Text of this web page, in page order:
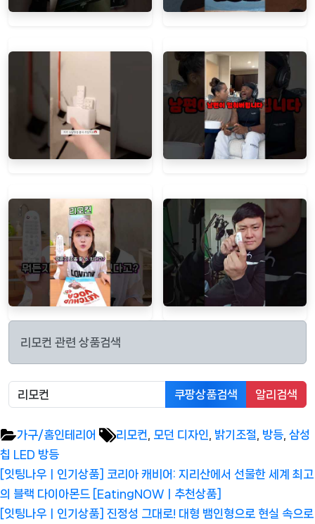
리모컨 관련 상품검색
쿠팡상품검색 알리검색
가구/홈인테리어 Tags:
리모컨 모던 디자인 밝기조절 방등 삼성
칩 LED 방등
글
탐
색
Previous
Post:
[잇팅나우ㅣ인기상품] 코리아 캐비어: 지리산에서 선물한 세계 최고
의 블랙 다이아몬드 [EatingNOWㅣ추천상품]
Next
[잇팅나우ㅣ인기상품] 진정성 그대로! 대형 뱀인형으로 현실 속으로